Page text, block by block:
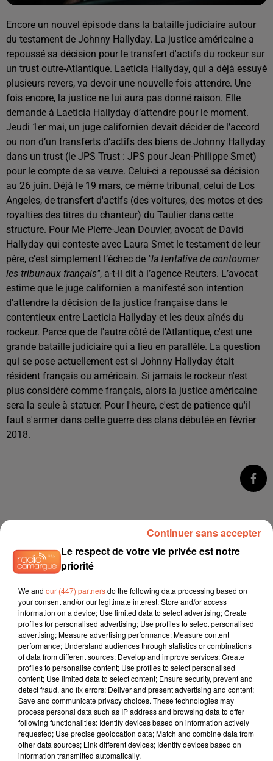
Encore un nouvel épisode dans la bataille judiciaire autour
du testament de Johnny Hallyday. La justice américaine a
repoussé sa décision pour le transfert d'actifs du rockeur sur
un trust outre-Atlantique. Laeticia Hallyday, qui a déjà essuyé
plusieurs revers, va devoir une nouvelle fois attendre. Une
fois encore, la justice ne lui aura pas donné raison. Elle
demande à Laeticia Hallyday d’attendre pour le moment.
Jeudi 1er mai, un juge californien devait décider de l’accord
ou non d’un transferts d’actifs des biens de Johnny Hallyday
dans un trust (le JPS Trust : JPS pour Jean-Philippe Smet)
pour le compte de sa veuve. Celui-ci a repoussé sa décision
au 26 juin. Déjà le 19 mars, ce même tribunal, celui de Los
Angeles, de transfert d'actifs (des voitures, des motos et des
royalties des titres du chanteur) du Taulier dans cette
structure. Pour Me Pierre-Jean Douvier, avocat de David
Hallyday qui conteste avec Laura Smet le testament de leur
père, c’est simplement l’échec de "la tentative de contourner
les tribunaux français", a-t-il dit à l’agence Reuters. L’avocat
estime que le juge californien a manifesté son intention
d'attendre la décision de la justice française dans le
contentieux entre Laeticia Hallyday et les deux aînés du
rockeur. Parce que de l'autre côté de l'Atlantique, c'est une
grande bataille judiciaire qui a lieu en parallèle. La question
qui se pose actuellement est si Johnny Hallyday était
résident français ou américain. Si jamais le rockeur n'est
plus considéré comme français, alors la justice américaine
sera la seule à statuer. Pour l'heure, c'est de patience qu'il
faut s'armer dans cette guerre des clans débutée en février
2018.
À LA UNE
9h00
Festival Peplum 2026 : Arles célèbre l'Antiquité
sous les étoiles...
6 août 2026
Arles : après un taureau percuté lors d'une
abrivado à Saliers,...
Le respect de votre vie privée est notre
priorité
We and our (447) partnersdo the following data processing based on
your consent and/or our legitimate interest: Store and/or access
information on a device; Use limited data to select advertising; Create
profiles for personalised advertising; Use profiles to select personalised
advertising; Measure advertising performance; Measure content
performance; Understand audiences through statistics or combinations
of data from different sources; Develop and improve services; Create
profiles to personalise content; Use profiles to select personalised
content; Use limited data to select content; Ensure security, prevent and
detect fraud, and fix errors; Deliver and present advertising and content;
Save and communicate privacy choices. These technologies may
process personal data such as IP address and browsing data to offer
following functionalities: Identify devices based on information actively
requested; Use precise geolocation data; Match and combine data from
other data sources; Link different devices; Identify devices based on
information transmitted automatically.
Continuer sans accepter